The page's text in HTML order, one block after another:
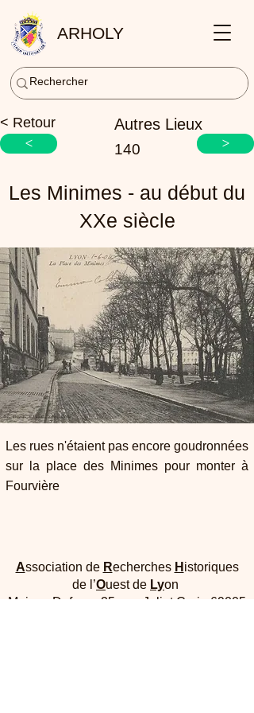
ARHOLY
< Retour
<
>
Autres Lieux
140
Les Minimes - au début du
XXe siècle
Les rues n'étaient pas encore goudronnées
sur la place des Minimes pour monter à
Fourvière
Association de Recherches H istoriques
de l’Ouest de Lyon
Maison Dufour - 25, rue Joliot Curie 69005